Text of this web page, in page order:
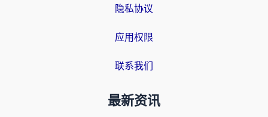
隐私协议
应用权限
联系我们
最新资讯